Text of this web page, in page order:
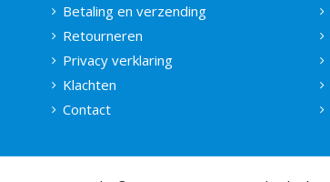
Betaling en verzending
Retourneren
Privacy verklaring
Klachten
Contact